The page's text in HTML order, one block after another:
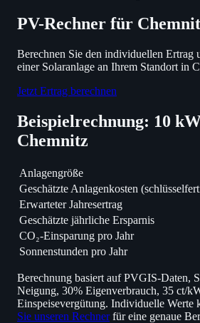
PV-Rechner für
Berechnen Sie den individuellen Ertrag
einer Solaranlage an Ihrem Standort in
Jetzt Ertrag berechnen
Beispielrechnung: 10
Chemnitz
Anlagengröße
Geschätzte Anlagenkosten
Erwarteter Jahresertrag
Geschätzte jährliche Ersparnis
CO₂-Einsparung pro Jahr
Sonnenstunden pro Jahr
Berechnung basiert auf PVGIS-Daten,
Neigung, 30% Eigenverbrauch, 35 ct/
Einspeisevergütung. Individuelle Werte
Sie unseren Rechnerfür eine genaue